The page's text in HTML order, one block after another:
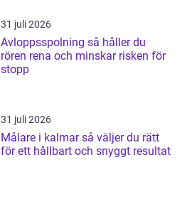
31 juli 2026
Avloppsspolning så håller du
rören rena och minskar risken för
stopp
31 juli 2026
Målare i kalmar så väljer du rätt
för ett hållbart och snyggt resultat